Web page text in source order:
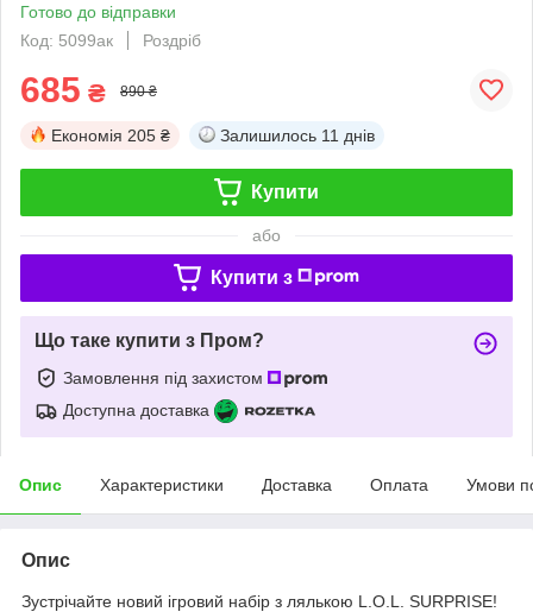
Готово до відправки
Код: 5099ак
Роздріб
685 ₴ 890 ₴
Економія 205 ₴ Залишилось 11 днів
Купити
або
Купити з
Що таке купити з Пром?
Замовлення під захистом
Доступна доставка
Опис Характеристики Доставка Оплата Умови
Опис
Зустрічайте новий ігровий набір з лялькою L.O.L. SURPRISE!